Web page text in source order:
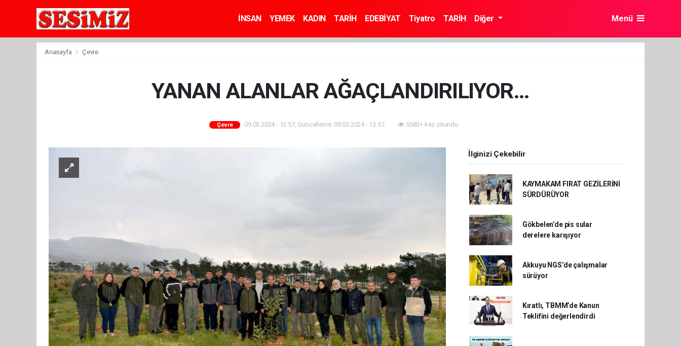
İNSAN YEMEK KADIN TARİH EDEBİYAT Tiyatro TARİH Diğer Menü
Anasayfa Çevre
YANAN ALANLAR AĞAÇLANDIRILIYOR…
Çevre 09.03.2024 - 13:57, Güncelleme: 09.03.2024 - 13:57 5583+ kez okundu.
İlginizi Çekebilir
KAYMAKAM FIRAT GEZİLERİNİ
SÜRDÜRÜYOR
Gökbelen’de pis sular
derelere karışıyor
Akkuyu NGS’de çalışmalar
sürüyor
Kıratlı, TBMM’de Kanun
Teklifini değerlendirdi